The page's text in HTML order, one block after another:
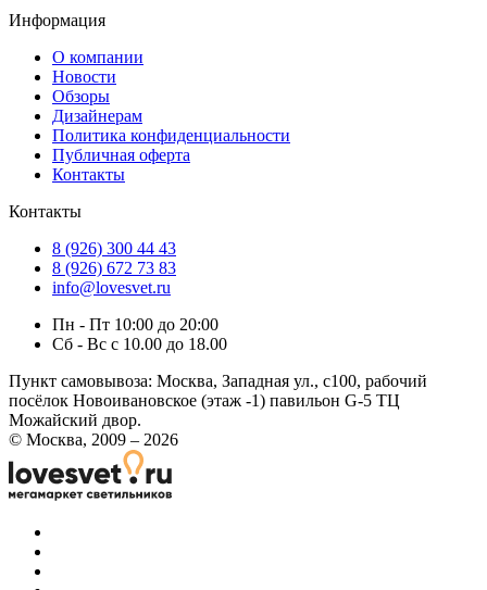
Информация
О компании
Новости
Обзоры
Дизайнерам
Политика конфиденциальности
Публичная оферта
Контакты
Контакты
8 (926) 300 44 43
8 (926) 672 73 83
info@lovesvet.ru
Пн - Пт 10:00 до 20:00
Сб - Вс с 10.00 до 18.00
Пункт самовывоза: Москва, Западная ул., с100, рабочий
посёлок Новоивановское (этаж -1) павильон G-5 ТЦ
Можайский двор.
© Москва, 2009 – 2026